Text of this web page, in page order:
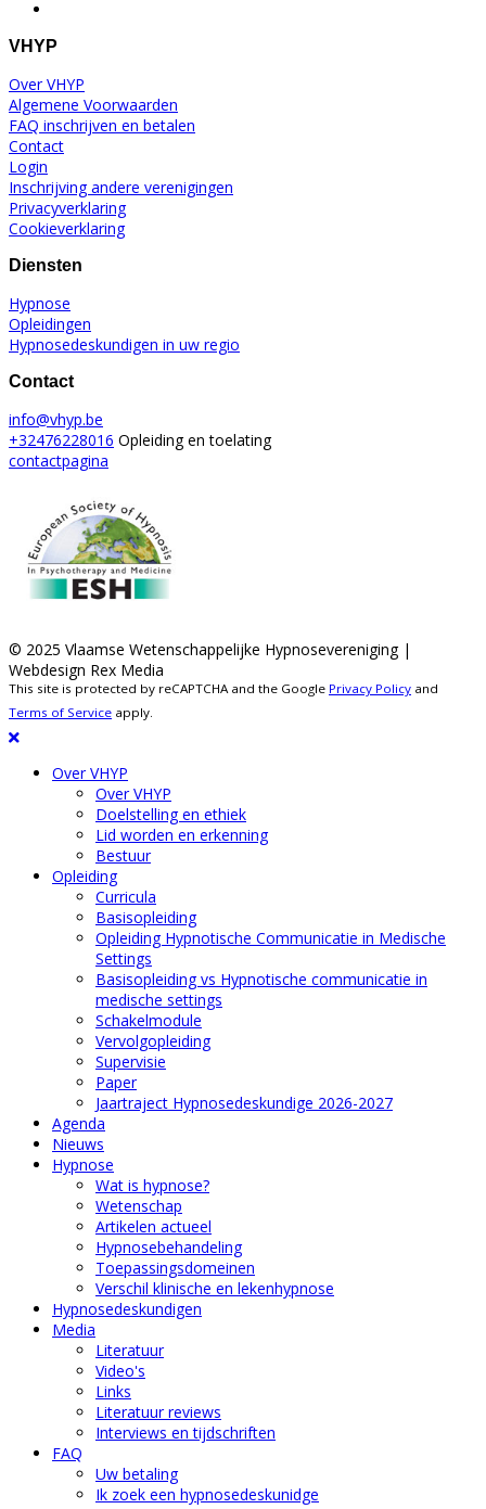
VHYP
Over VHYP
Algemene Voorwaarden
FAQ inschrijven en betalen
Contact
Login
Inschrijving andere verenigingen
Privacyverklaring
Cookieverklaring
Diensten
Hypnose
Opleidingen
Hypnosedeskundigen in uw regio
Contact
info@vhyp.be
+32476228016 Opleiding en toelating
contactpagina
© 2025 Vlaamse Wetenschappelijke Hypnosevereniging |
Webdesign Rex Media
This site is protected by reCAPTCHA and the Google Privacy Policy and
Terms of Service apply.
Over VHYP
Over VHYP
Doelstelling en ethiek
Lid worden en erkenning
Bestuur
Opleiding
Curricula
Basisopleiding
Opleiding Hypnotische Communicatie in Medische
Settings
Basisopleiding vs Hypnotische communicatie in
medische settings
Schakelmodule
Vervolgopleiding
Supervisie
Paper
Jaartraject Hypnosedeskundige 2026-2027
Agenda
Nieuws
Hypnose
Wat is hypnose?
Wetenschap
Artikelen actueel
Hypnosebehandeling
Toepassingsdomeinen
Verschil klinische en lekenhypnose
Hypnosedeskundigen
Media
Literatuur
Video's
Links
Literatuur reviews
Interviews en tijdschriften
FAQ
Uw betaling
Ik zoek een hypnosedeskunidge